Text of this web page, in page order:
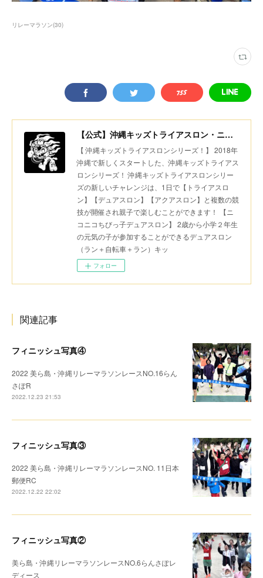
リレーマラソン(30)
【公式】沖縄キッズトライアスロン・ニコニコちびっ子デュアスロン・美ら島スポーツ
【 沖縄キッズトライアスロンシリーズ！】 2018年
沖縄で新しくスタートした、沖縄キッズトライアス
ロンシリーズ！ 沖縄キッズトライアスロンシリー
ズの新しいチャレンジは、1日で【トライアスロ
ン】【デュアスロン】【アクアスロン】と複数の競
技が開催され親子で楽しむことができます！ 【ニ
コニコちびっ子デュアスロン】 2歳から小学２年生
の元気の子が参加することができるデュアスロン
（ラン＋自転車＋ラン）キッ
フォロー
関連記事
フィニッシュ写真④
2022 美ら島・沖縄リレーマラソンレースNO.16らん
さぽR
2022.12.23 21:53
フィニッシュ写真③
2022 美ら島・沖縄リレーマラソンレースNO. 11日本
郵便RC
2022.12.22 22:02
フィニッシュ写真②
美ら島・沖縄リレーマラソンレースNO.6らんさぽレ
ディース